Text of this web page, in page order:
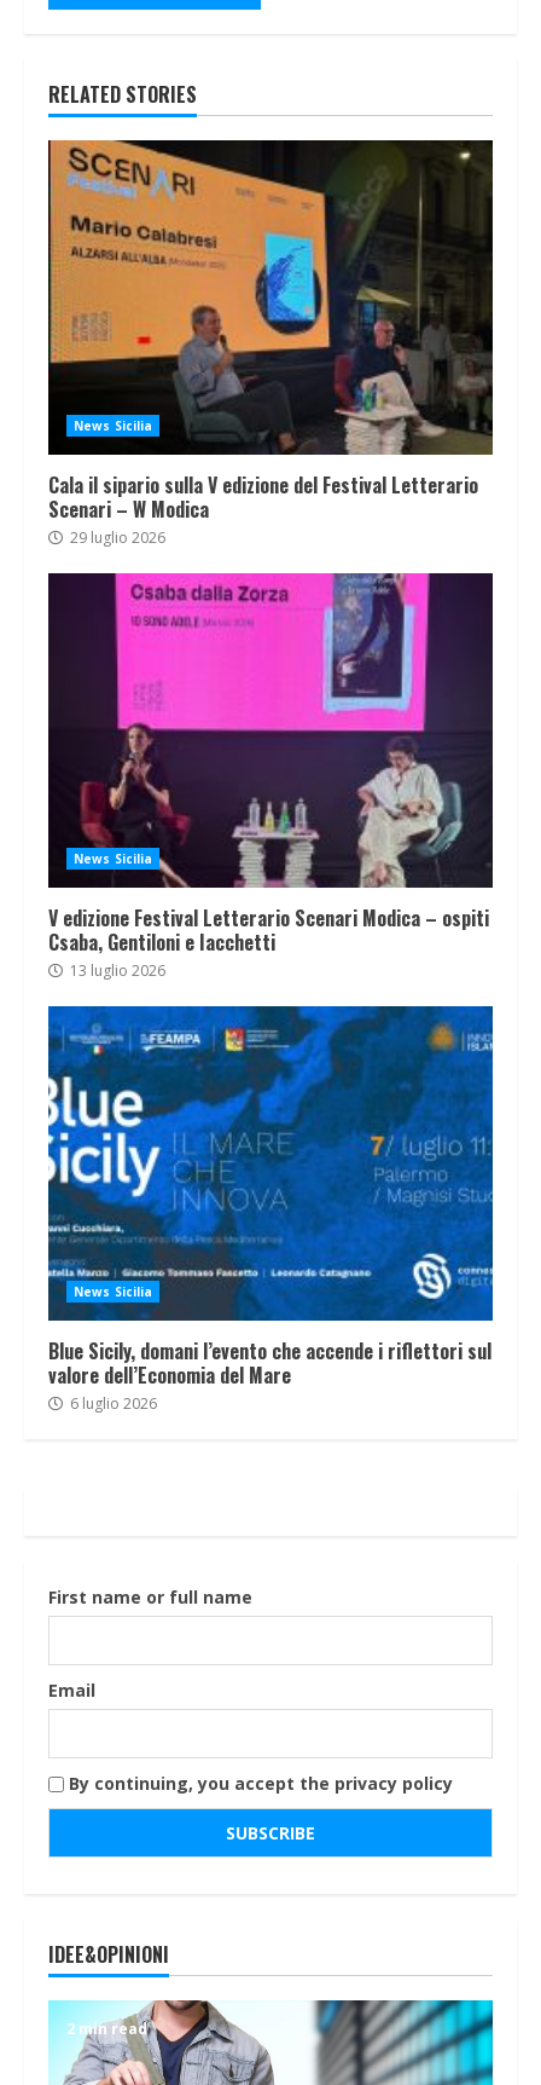
RELATED STORIES
News Sicilia
Cala il sipario sulla V edizione del Festival Letterario
Scenari – W Modica
29 luglio 2026
News Sicilia
V edizione Festival Letterario Scenari Modica – ospiti
Csaba, Gentiloni e Iacchetti
13 luglio 2026
News Sicilia
Blue Sicily, domani l’evento che accende i riflettori sul
valore dell’Economia del Mare
6 luglio 2026
First name or full name
Email
By continuing, you accept the privacy policy
IDEE&OPINIONI
2 min read